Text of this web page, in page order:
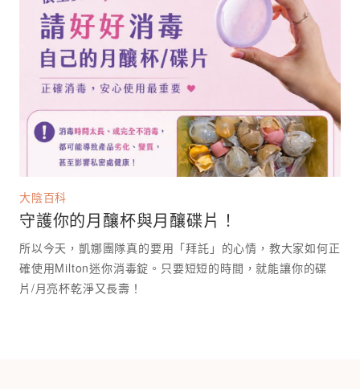
大陰百科
守護你的月釀杯與月釀碟片！
所以今天，凱娜團隊真的要用「拜託」的心情，教大家如何正
確使用Milton迷你消毒錠。只要短短的時間，就能讓你的碟